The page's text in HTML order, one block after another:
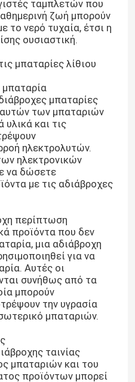
ταμπλετών που
ζωή μπορούν
το νερό τυχαία, έτσι η
ουσιαστική.
μπαταρίες λίθιου
μπαταρία
μπαταρίες
των μπαταριών
υλικά και τις
ηλεκτρολυτών.
ηλεκτρονικών
να δώσετε
με τις αδιάβροχες
περίπτωση
προϊόντα που δεν
μια αδιάβροχη
για να
Αυτές οι
συνήθως από τα
μπορούν
την υγρασία
μπαταριών.
ταινίας
μπαταριών και του
προϊόντων μπορεί